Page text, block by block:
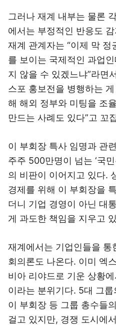
그러나 재계 내부는 물론
에서는 부정적인 반응도
재계 관계자는 “이제 막 정
를 보이는 국제적인 과업
지 않을 수 있겠느냐”라면
스포 홍보전을 병행하는
해 해외 정부와 미팅을 조
만드는 사례도 있다”고 꼬
이 부회장 특사 임명과 관
주주 500만명이 넘는 ‘국
의 비판이 이어지고 있다.
경제를 위해 이 부회장을
더니 기업 경영이 아닌 대
게 과도한 책임을 지우고
재계에서는 기업인들을
회의론도 나온다. 이미 엑
비아 리야드로 기운 상황
이라는 분위기다. 5대 그
이 부회장 등 그룹 총수들
걸고 있지만, 경쟁 도시에